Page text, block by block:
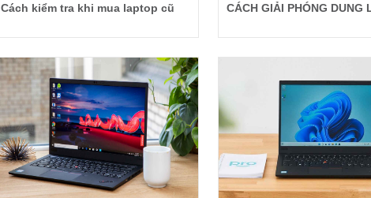
Cách kiểm tra khi mua laptop cũ CÁCH GIẢI PHÓNG DUNG